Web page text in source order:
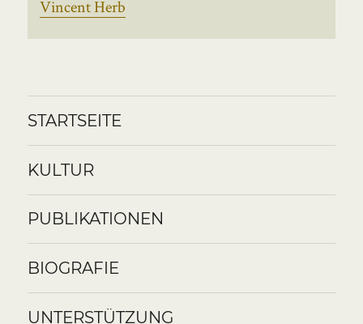
Vincent Herb
STARTSEITE
KULTUR
PUBLIKATIONEN
BIOGRAFIE
UNTERSTÜTZUNG